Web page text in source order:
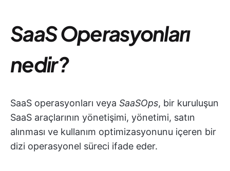
SaaS Operasyonları
nedir?
SaaS operasyonları veya SaaSOps, bir kuruluşun
SaaS araçlarının yönetişimi, yönetimi, satın
alınması ve kullanım optimizasyonunu içeren bir
dizi operasyonel süreci ifade eder.